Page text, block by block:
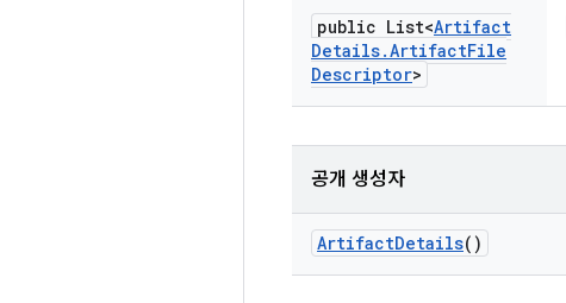
public List<Artifact
Details.ArtifactFile
Descriptor>
공개 생성자
ArtifactDetails()